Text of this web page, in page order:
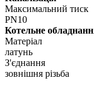
Максимальний тиск
PN10
Котельне
Матеріал
латунь
З'єднання
зовнішня різьба